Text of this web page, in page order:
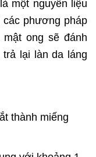
một nguyên liệu
các phương pháp
ong sẽ đánh
lại làn da láng
thành miếng